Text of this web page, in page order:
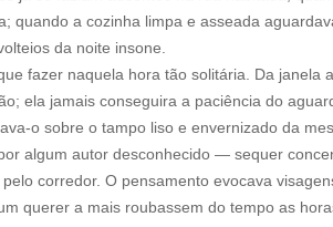
quando a cozinha limpa e asseada
da noite insone.
fazer naquela hora tão solitária. Da janela
ela jamais conseguira a paciência do
o sobre o tampo liso e envernizado da
algum autor desconhecido — sequer
pelo corredor. O pensamento evocava
querer a mais roubassem do tempo as